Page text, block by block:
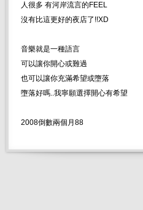
人很多 有河岸流言的FEEL
沒有比這更好的夜店了!!XD
音樂就是一種語言
可以讓你開心或難過
也可以讓你充滿希望或墮落
墮落好嗎..我寧願選擇開心有希望
2008倒數兩個月88